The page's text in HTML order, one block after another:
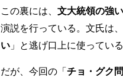
この裏には、 文大統領の強
演説を行っている。文氏は
い 」と逃げ口上に使っている
だが、今回の「 チョ・グク